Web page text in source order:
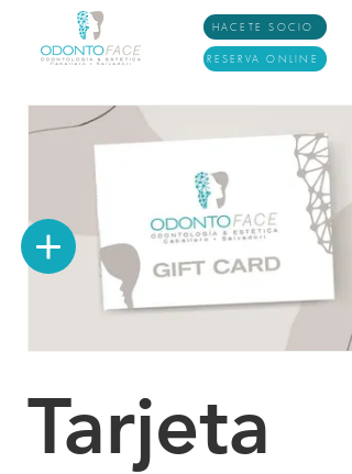
HACETE SOCIO
RESERVA ONLINE
Tarjeta